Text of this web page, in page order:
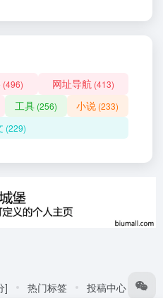
(496) 网址导航 (413)
工具(256) 小说 (233)
(229)
] 热门标签 投稿中心